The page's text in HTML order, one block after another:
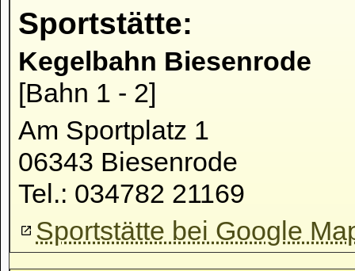
Sportstätte:
Kegelbahn Biesenrode
[Bahn 1 - 2]
Am Sportplatz 1
06343 Biesenrode
Tel.: 034782 21169
Sportstätte bei Google